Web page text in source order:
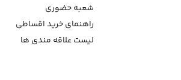
شعبه حضوری
راهنمای خرید اقساطی
لیست علاقه مندی ها